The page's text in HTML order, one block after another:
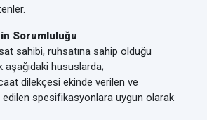
Sorumluluğu
sahibi, ruhsatına sahip olduğu
aşağıdaki hususlarda;
dilekçesi ekinde verilen ve
edilen spesifikasyonlara uygun olarak